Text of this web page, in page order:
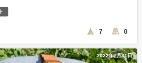
7 0
2022年7月31日